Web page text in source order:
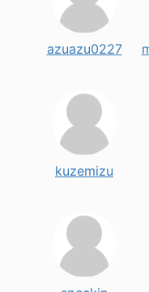
azuazu0227
kuzemizu